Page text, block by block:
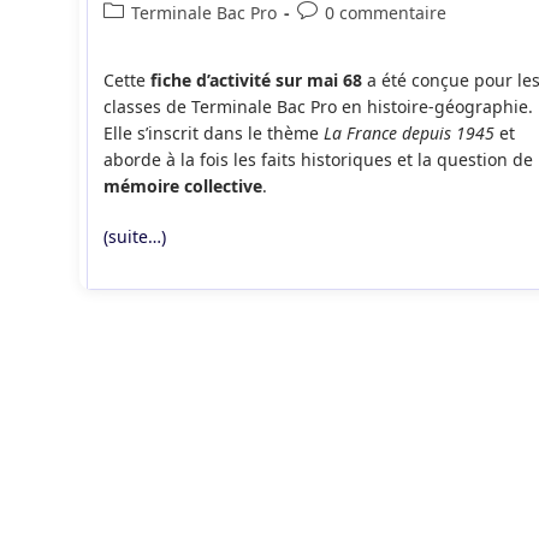
de
publiée :
PostTerminale Bac Pro
Commentaires
publication :
0 commentaire
Cette fiche d’activité sur mai 68a été conçue pour les
classes de Terminale Bac Pro en histoire-géographie.
Elle s’inscrit dans le thème La France depuis 1945et
aborde à la fois les faits historiques et la question de
mémoire collective.
(suite…)